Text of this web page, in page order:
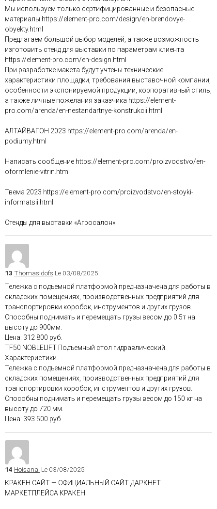
Мы используем только сертифицированные и безопасные
материалы https://element-pro.com/design/en-brendovye-
obyekty.html
Предлагаем большой выбор моделей, а также возможность
изготовить стенд для выставки по параметрам клиента
https://element-pro.com/en-design.html
При разработке макета будут учтены технические
характеристики площадки, требования выставочной компании,
особенности экспонируемой продукции, корпоративный стиль,
а также личные пожелания заказчика https://element-
pro.com/arenda/en-nestandartnye-konstrukcii.html
АЛТАЙВАГОН 2023 https://element-pro.com/arenda/en-
podiumy.html
Написать сообщение https://element-pro.com/proizvodstvo/en-
oformlenie-vitrin.html
Твема 2023 https://element-pro.com/proizvodstvo/en-stoyki-
informatsii.html
Стенды для выставки «Агросалон»
13 ThomasIdofs Le 03/08/2025
Тележка с подъемной платформой предназначена для работы в
складских помещениях, производственных предприятий для
транспортировки коробок, инструментов и других грузов.
Способны поднимать и перемещать грузы весом до 0.5т на
высоту до 900мм.
Цена: 312 800 руб.
TF50 NOBLELIFT Подъемный стол гидравлический.
Характеристики.
Тележка с подъемной платформой предназначена для работы в
складских помещениях, производственных предприятий для
транспортировки коробок, инструментов и других грузов.
Способны поднимать и перемещать грузы весом до 150 кг на
высоту до 720 мм.
Цена: 393 500 руб.
14 Hoisanal Le 03/08/2025
КРАКЕН САЙТ — ОФИЦИАЛЬНЫЙ САЙТ ДАРКНЕТ
МАРКЕТПЛЕЙСА КРАКЕН